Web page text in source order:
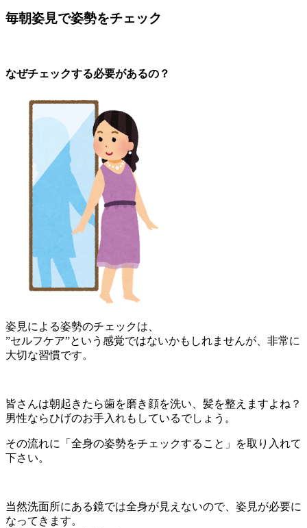
毎朝姿見で姿勢をチェック
なぜチェックする必要があるの？
姿見による姿勢のチェックは、
”セルフケア”という感覚ではないかもしれませんが、非常に
大切な習慣です。
皆さんは朝起きたら歯を磨き顔を洗い、髪を整えますよね？
男性ならひげのお手入れもしているでしょう。
その流れに「全身の姿勢をチェックすること」を取り入れて
下さい。
当然洗面所にある鏡では全身が見えないので、姿見が必要に
なってきます。